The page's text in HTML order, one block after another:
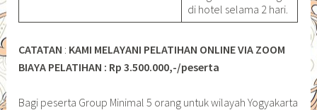
di hotel selama 2 hari.
CATATAN : KAMI MELAYANI PELATIHAN ONLINE VIA ZOOM
BIAYA PELATIHAN : Rp 3.500.000,-/peserta
Bagi peserta Group Minimal 5 orang untuk wilayah Yogyakarta